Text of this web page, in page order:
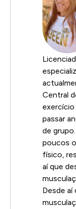
Central
exercício
passar
de
poucos
físico,
aí que
Desde aí